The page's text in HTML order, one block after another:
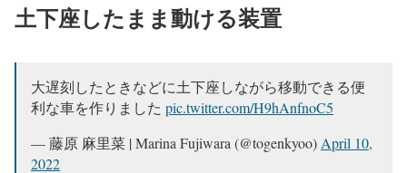
土下座したまま動ける装置
大遅刻したときなどに土下座しながら移動できる便
利な車を作りました pic.twitter.com/H9hAnfnoC5
— 藤原 麻里菜 | Marina Fujiwara (@togenkyoo) April 10,
2022